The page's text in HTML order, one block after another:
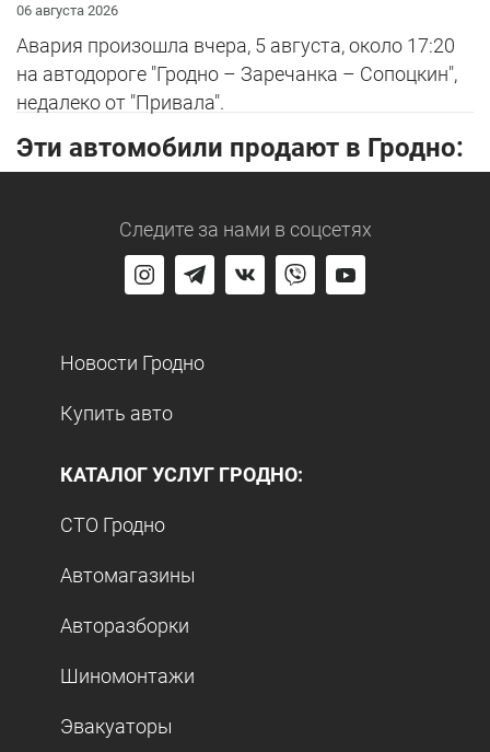
06 августа 2026
Авария произошла вчера, 5 августа, около 17:20
на автодороге "Гродно – Заречанка – Сопоцкин",
недалеко от "Привала".
Эти автомобили продают в Гродно:
Следите за нами в соцсетях
Новости Гродно
Купить авто
КАТАЛОГ УСЛУГ ГРОДНО:
СТО Гродно
Автомагазины
Авторазборки
Шиномонтажи
Эвакуаторы